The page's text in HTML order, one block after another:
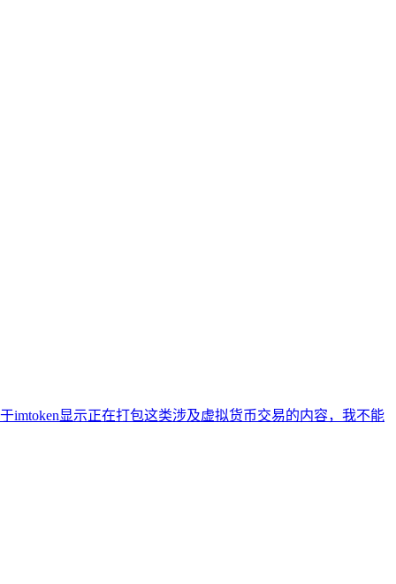
显示正在打包这类涉及虚拟货币交易的内容，我不能